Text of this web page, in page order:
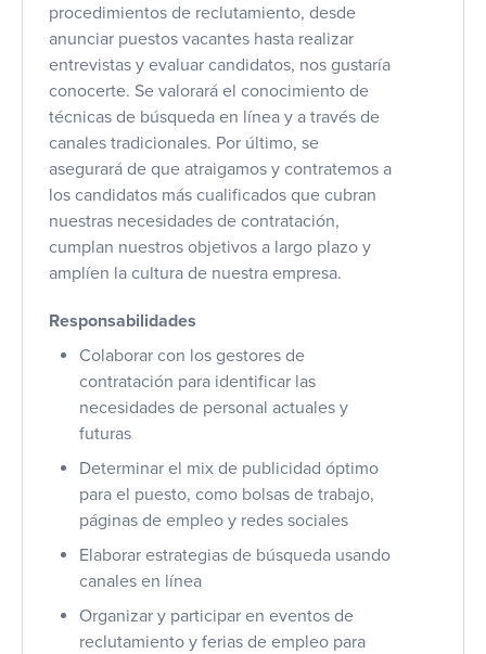
procedimientos de reclutamiento, desde
anunciar puestos vacantes hasta realizar
entrevistas y evaluar candidatos, nos gustaría
conocerte. Se valorará el conocimiento de
técnicas de búsqueda en línea y a través de
canales tradicionales. Por último, se
asegurará de que atraigamos y contratemos a
los candidatos más cualificados que cubran
nuestras necesidades de contratación,
cumplan nuestros objetivos a largo plazo y
amplíen la cultura de nuestra empresa.
Responsabilidades
Colaborar con los gestores de
contratación para identificar las
necesidades de personal actuales y
futuras
Determinar el mix de publicidad óptimo
para el puesto, como bolsas de trabajo,
páginas de empleo y redes sociales
Elaborar estrategias de búsqueda usando
canales en línea
Organizar y participar en eventos de
reclutamiento y ferias de empleo para